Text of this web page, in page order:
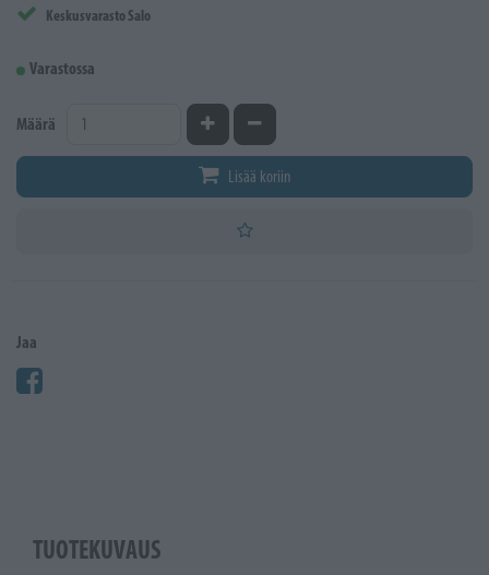
Keskusvarasto Salo
Varastossa
Määrä Kasvata määrääVähennä määrää
Lisää koriin
Jaa
TUOTEKUVAUS